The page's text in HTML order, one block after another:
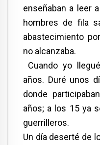
enseñaban a leer
hombres de fila
abastecimiento
no alcanzaba.
Cuando yo
años. Duré unos
donde
años; a los 15 ya
guerrilleros.
Un día deserté de